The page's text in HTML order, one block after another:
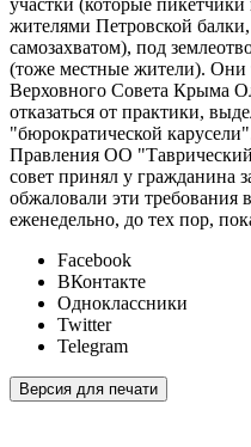
участки (которые
жителями Петровской балки,
самозахватом), под
(тоже местные жители). Они
Верховного Совета Крыма
отказаться от практики,
"бюрократической
Правления ОО "Таврический
совет принял у гражданина
обжаловали эти требования
еженедельно, до тех пор,
Facebook
ВКонтакте
Одноклассники
Twitter
Telegram
Версия для печати